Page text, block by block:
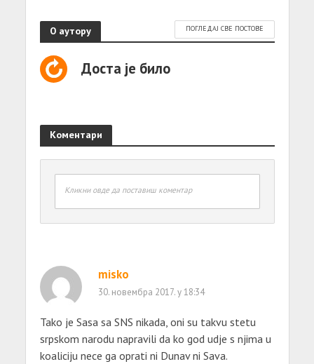
О аутору ПОГЛЕДАЈ СВЕ ПОСТОВЕ
Доста је било
Коментари
Кликни овде да поставиш коментар
misko
30. новембра 2017. у 18:34
Tako je Sasa sa SNS nikada, oni su takvu stetu
srpskom narodu napravili da ko god udje s njima u
koaliciju nece ga oprati ni Dunav ni Sava.